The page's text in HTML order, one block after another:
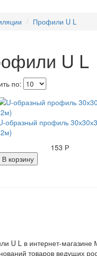
Профили U L
U L
по:
образный профиль
153 Р
В корзину
U L в интернет-
товаров ведущих